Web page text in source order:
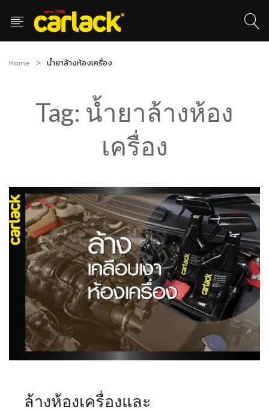
Home น้ำยาล้างห้องเครื่อง
Tag: น้ำยาล้างห้อง
เครื่อง
ล้างห้องเครื่องและ